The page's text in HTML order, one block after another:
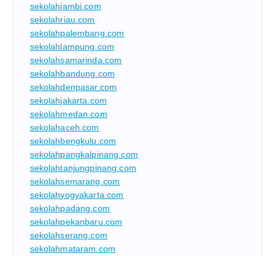
sekolahjambi.com
sekolahriau.com
sekolahpalembang.com
sekolahlampung.com
sekolahsamarinda.com
sekolahbandung.com
sekolahdenpasar.com
sekolahjakarta.com
sekolahmedan.com
sekolahaceh.com
sekolahbengkulu.com
sekolahpangkalpinang.com
sekolahtanjungpinang.com
sekolahsemarang.com
sekolahyogyakarta.com
sekolahpadang.com
sekolahpekanbaru.com
sekolahserang.com
sekolahmataram.com